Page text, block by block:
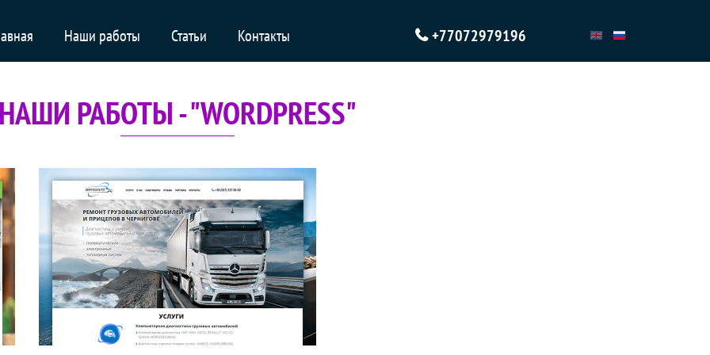
Наши работы Статьи Контакты +77072979196
РАБОТЫ - "WORDPRESS"